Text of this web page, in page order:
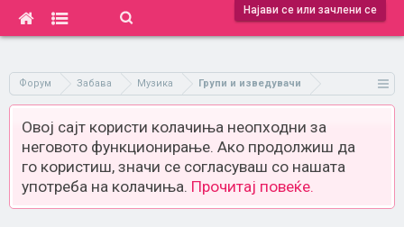
Најави се или зачлени се
Форум Забава Музика Групи и изведувачи
Овој сајт користи колачиња неопходни за
неговото функционирање. Ако продолжиш да
го користиш, значи се согласуваш со нашата
употреба на колачиња. Прочитај повеќе.